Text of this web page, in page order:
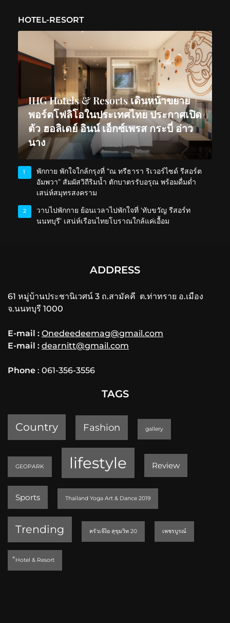
HOTEL-RESORT
IHG Hotels & Resorts เดินหน้าขยาย
พอร์ตโฟลิโอในประเทศไทย ประกาศเปิด
ตัว ฮอลิเดย์ อินน์ เอ็กซ์เพรส กระบี่ อ่าว
นาง
1
พักกาย พักใจใกล้กรุงที่ “ณ ทรีธารา ริเวอร์ไซด์ รีสอร์ต
อัมพวา” สัมผัสวิถีริมน้ำ ตักบาตรรับอรุณ พร้อมดื่มด่ำ
เสน่ห์สมุทรสงคราม
2
วาบไปพักกาย ย้อนเวลาไปพักใจที่ ‘ทับขวัญ รีสอร์ท
นนทบุรี’ เสน่ห์เรือนไทยโบราณใกล้แค่เอื้อม
ADDRESS
61 หมู่บ้านประชานิเวศน์ 3 ถ.สามัคคี ต.ท่าทราย อ.เมือง
จ.นนทบุรี 1000
E-mail : Onedeedeemag@gmail.com
E-mail : dearnitt@gmail.com
Phone : 061-356-3556
TAGS
Country Fashion gallery
GEOPARK lifestyle Review
Sports Thailand Yoga Art & Dance 2019
Trending ครัวเจ๊ง้อ สุขุมวิท 20 เพชรบูรณ์
็Hotel & Resort